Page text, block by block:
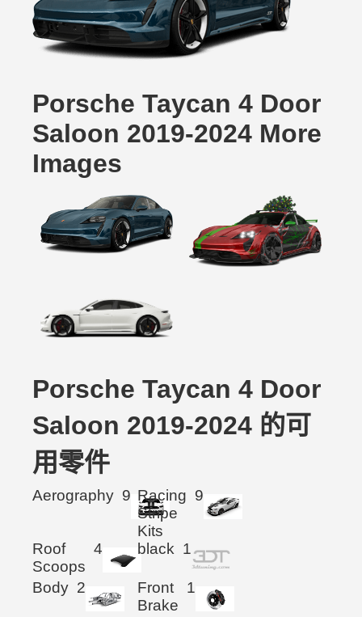
Porsche Taycan 4 Door
Saloon 2019-2024 More
Images
Porsche Taycan 4 Door
Saloon 2019-2024 的可
用零件
Aerography 9 Racing
Stripe
Kits
9
Roof
Scoops
4 black 1
Body 2
Front
Brake
1